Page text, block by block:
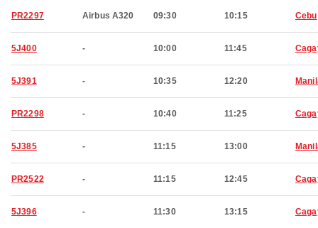
PR2297 Airbus A320 09:30 10:15 Cebu
5J400 - 10:00 11:45
5J391 - 10:35 12:20
PR2298 - 10:40 11:25
5J385 - 11:15 13:00
PR2522 - 11:15 12:45
5J396 - 11:30 13:15